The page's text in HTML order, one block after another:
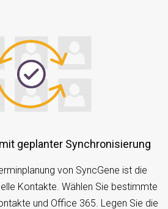
mit geplanter Synchronisierung
von SyncGene ist die
Kontakte. Wählen Sie bestimmte
und Office 365. Legen Sie die